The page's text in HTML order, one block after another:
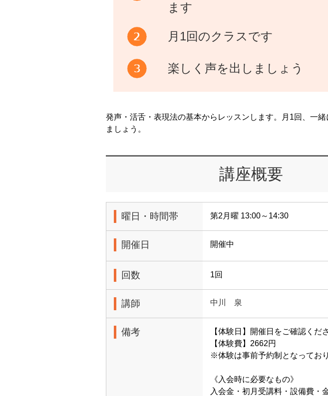
ます
月1回のクラスです
楽しく声を出しましょう
発声・活舌・表現法の基本からレッスンします。月1回、一
ましょう。
講座概要
曜日・時間帯 第2月曜 13:00～14:30
開催日 開催中
回数 1回
講師 中川 泉
備考
【体験日】開催日をご確認くだ
【体験費】2662円
※体験は事前予約制となっており
《入会時に必要なもの》
入会金・初月受講料・設備費・